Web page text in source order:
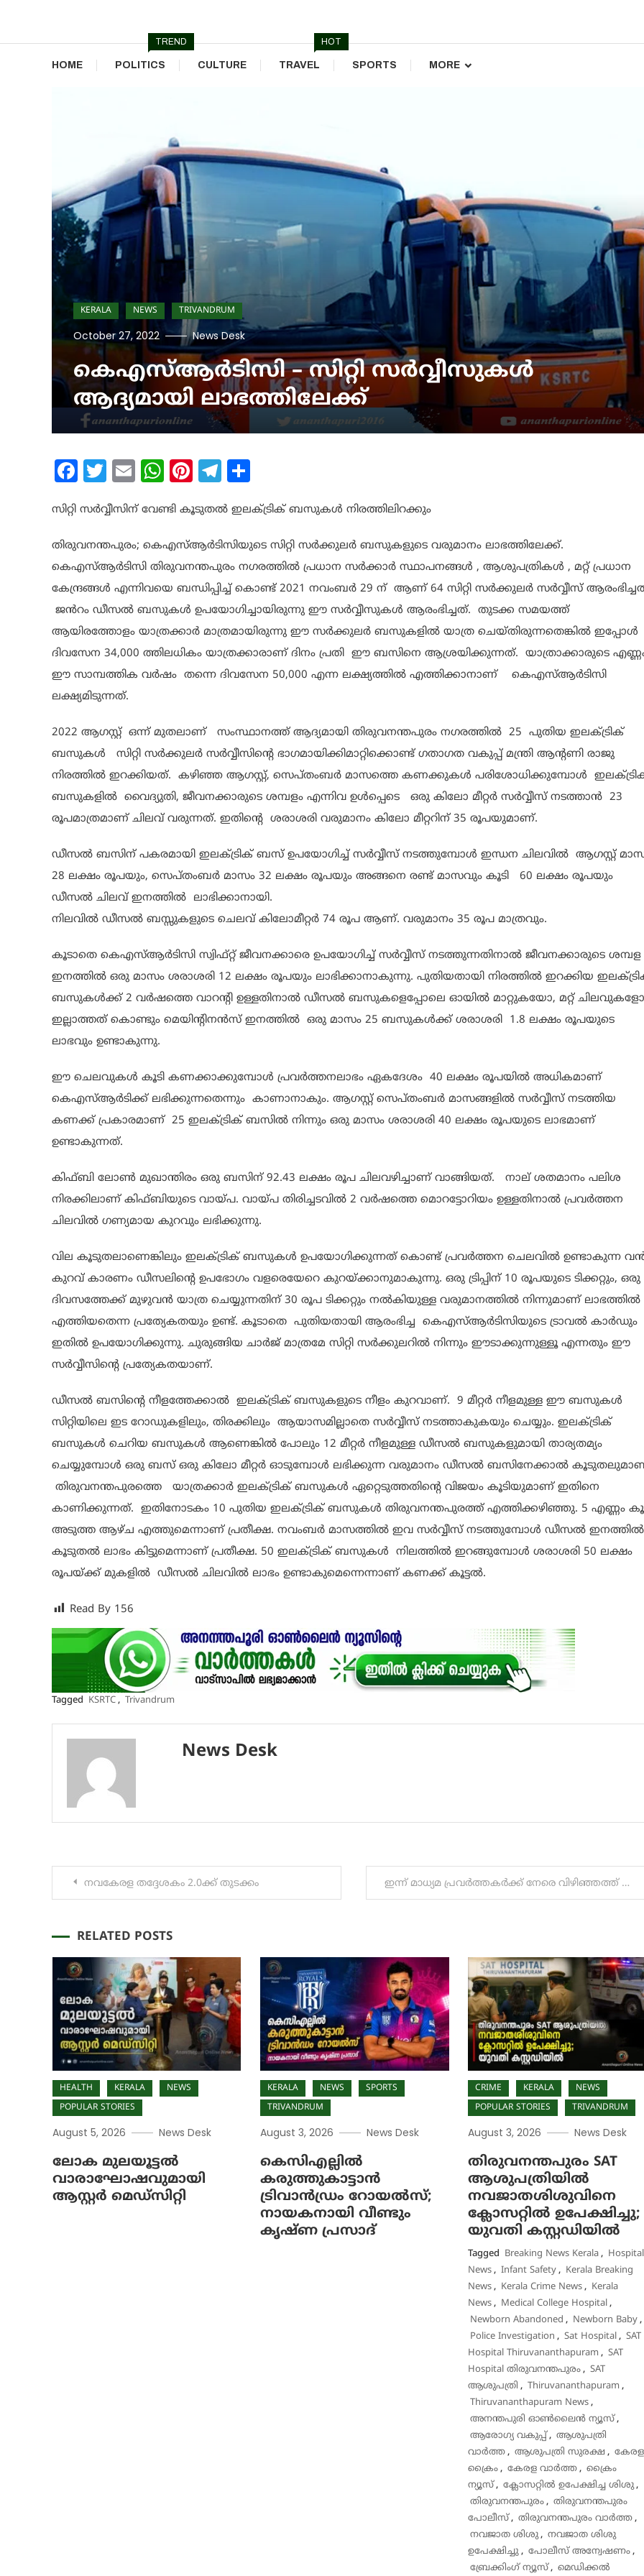
Content
HOME POLITICS
TREND
CULTURE TRAVEL
HOT
SPORTS MORE
KERALA NEWS TRIVANDRUM
October 27, 2022 News Desk
കെഎസ്ആർടിസി – സിറ്റി സർവ്വീസുകൾ
ആദ്യമായി ലാഭത്തിലേക്ക്
Facebook
Twitter
EmailWhatsApp
Pinterest
Telegram
സിറ്റി സർവ്വീസിന് വേണ്ടി കൂടുതൽ ഇലക്ട്രിക് ബസുകൾ നിരത്തിലിറക്കും
തിരുവനന്തപുരം; കെഎസ്ആർടിസിയുടെ സിറ്റി സർക്കുലർ ബസുകളുടെ വരുമാനം ലാഭത്തിലേക്ക്.
കെഎസ്ആർടിസി തിരുവനന്തപുരം നഗരത്തിൽ പ്രധാന സർക്കാർ സ്ഥാപനങ്ങൾ , ആശുപത്രികൾ , മറ്റ് പ്രധാന
കേന്ദ്രങ്ങൾ എന്നിവയെ ബന്ധിപ്പിച്ച് കൊണ്ട് 2021 നവംബർ 29 ന് ആണ് 64 സിറ്റി സർക്കുലർ സർവ്വീസ്
ജൻറം ഡീസൽ ബസുകൾ ഉപയോഗിച്ചായിരുന്നു ഈ സർവ്വീസുകൾ ആരംഭിച്ചത്. തുടക്ക സമയത്ത്
ആയിരത്തോളം യാത്രക്കാർ മാത്രമായിരുന്നു ഈ സർക്കുലർ ബസുകളിൽ യാത്ര ചെയ്തിരുന്നതെങ്കിൽ ഇപ്പോൾ
ദിവസേന 34,000 ത്തിലധികം യാത്രക്കാരാണ് ദിനം പ്രതി ഈ ബസിനെ ആശ്രയിക്കുന്നത്. യാത്രാക്കാരുടെ
ഈ സാമ്പത്തിക വർഷം തന്നെ ദിവസേന 50,000 എന്ന ലക്ഷ്യത്തിൽ എത്തിക്കാനാണ് കെഎസ്ആർടിസി
ലക്ഷ്യമിടുന്നത്.
2022 ആഗസ്റ്റ് ഒന്ന് മുതലാണ് സംസ്ഥാനത്ത് ആദ്യമായി തിരുവനന്തപുരം നഗരത്തിൽ 25 പുതിയ ഇലക്ട്രിക്
ബസുകൾ സിറ്റി സർക്കുലർ സർവ്വീസിന്റെ ഭാഗമായിക്കിമാറ്റിക്കൊണ്ട് ഗതാഗത വകുപ്പ് മന്ത്രി ആന്റണി രാജു
നിരത്തിൽ ഇറക്കിയത്. കഴിഞ്ഞ ആഗസ്റ്റ്, സെപ്തംബർ മാസത്തെ കണക്കുകൾ പരിശോധിക്കുമ്പോൾ
ബസുകളിൽ വൈദ്യുതി, ജീവനക്കാരുടെ ശമ്പളം എന്നിവ ഉൾപ്പെടെ ഒരു കിലോ മീറ്റർ സർവ്വീസ് നടത്താൻ 23
രൂപമാത്രമാണ് ചിലവ് വരുന്നത്. ഇതിന്റെ ശരാശരി വരുമാനം കിലോ മീറ്ററിന് 35 രൂപയുമാണ്.
ഡീസൽ ബസിന് പകരമായി ഇലക്ട്രിക് ബസ് ഉപയോഗിച്ച് സർവ്വീസ് നടത്തുമ്പോൾ ഇന്ധന ചിലവിൽ ആഗസ്റ്റ്
28 ലക്ഷം രൂപയും, സെപ്തംബർ മാസം 32 ലക്ഷം രൂപയും അങ്ങനെ രണ്ട് മാസവും കൂടി 60 ലക്ഷം രൂപയും
ഡീസൽ ചിലവ് ഇനത്തിൽ ലാഭിക്കാനായി.
നിലവിൽ ഡീസൽ ബസ്സുകളുടെ ചെലവ് കിലോമീറ്റർ 74 രൂപ ആണ്. വരുമാനം 35 രൂപ മാത്രവും.
കൂടാതെ കെഎസ്ആർടിസി സ്വിഫ്റ്റ് ജീവനക്കാരെ ഉപയോഗിച്ച് സർവ്വീസ് നടത്തുന്നതിനാൽ ജീവനക്കാരുടെ ശമ്പള
ഇനത്തിൽ ഒരു മാസം ശരാശരി 12 ലക്ഷം രൂപയും ലാഭിക്കാനാകുന്നു. പുതിയതായി നിരത്തിൽ ഇറക്കിയ
ബസുകൾക്ക് 2 വർഷത്തെ വാറന്റി ഉള്ളതിനാൽ ഡീസൽ ബസുകളെപ്പോലെ ഓയിൽ മാറ്റുകയോ, മറ്റ് ചിലവുകളോ
ഇല്ലാത്തത് കൊണ്ടും മെയിന്റിനൻസ് ഇനത്തിൽ ഒരു മാസം 25 ബസുകൾക്ക് ശരാശരി 1.8 ലക്ഷം രൂപയുടെ
ലാഭവും ഉണ്ടാകുന്നു.
ഈ ചെലവുകൾ കൂടി കണക്കാക്കുമ്പോൾ പ്രവർത്തനലാഭം ഏകദേശം 40 ലക്ഷം രൂപയിൽ അധികമാണ്
കെഎസ്ആർടിക്ക് ലഭിക്കുന്നതെന്നും കാണാനാകും. ആഗസ്റ്റ് സെപ്തംബർ മാസങ്ങളിൽ സർവ്വീസ് നടത്തിയ
കണക്ക് പ്രകാരമാണ് 25 ഇലക്ട്രിക് ബസിൽ നിന്നും ഒരു മാസം ശരാശരി 40 ലക്ഷം രൂപയുടെ ലാഭമാണ്
ഉണ്ടാകുന്നത്.
കിഫ്ബി ലോൺ മുഖാന്തിരം ഒരു ബസിന് 92.43 ലക്ഷം രൂപ ചിലവഴിച്ചാണ് വാങ്ങിയത്. നാല് ശതമാനം പലിശ
നിരക്കിലാണ് കിഫ്ബിയുടെ വായ്പ. വായ്പ തിരിച്ചടവിൽ 2 വർഷത്തെ മൊറട്ടോറിയം ഉള്ളതിനാൽ പ്രവർത്തന
ചിലവിൽ ഗണ്യമായ കുറവും ലഭിക്കുന്നു.
വില കൂടുതലാണെങ്കിലും ഇലക്ട്രിക് ബസുകൾ ഉപയോഗിക്കുന്നത് കൊണ്ട് പ്രവർത്തന ചെലവിൽ ഉണ്ടാകുന്ന
കുറവ് കാരണം ഡീസലിന്റെ ഉപഭോഗം വളരെയേറെ കുറയ്ക്കാനുമാകുന്നു. ഒരു ട്രിപ്പിന് 10 രൂപയുടെ ടിക്കറ്റും, ഒരു
ദിവസത്തേക്ക് മുഴുവൻ യാത്ര ചെയ്യുന്നതിന് 30 രൂപ ടിക്കറ്റും നൽകിയുള്ള വരുമാനത്തിൽ നിന്നുമാണ് ലാഭത്തിൽ
എത്തിയതെന്ന പ്രത്യേകതയും ഉണ്ട്. കൂടാതെ പുതിയതായി ആരംഭിച്ച കെഎസ്ആർടിസിയുടെ ട്രാവൽ കാർഡും
ഇതിൽ ഉപയോഗിക്കുന്നു. ചുരുങ്ങിയ ചാർജ് മാത്രമേ സിറ്റി സർക്കുലറിൽ നിന്നും ഈടാക്കുന്നുള്ളൂ എന്നതും ഈ
സർവ്വീസിന്റെ പ്രത്യേകതയാണ്.
ഡീസൽ ബസിന്റെ നീളത്തേക്കാൽ ഇലക്ട്രിക് ബസുകളുടെ നീളം കുറവാണ്. 9 മീറ്റർ നീളമുള്ള ഈ ബസുകൾ
സിറ്റിയിലെ ഇട റോഡുകളിലും, തിരക്കിലും ആയാസമില്ലാതെ സർവ്വീസ് നടത്താകുകയും ചെയ്യും. ഇലക്ട്രിക്
ബസുകൾ ചെറിയ ബസുകൾ ആണെങ്കിൽ പോലും 12 മീറ്റർ നീളമുള്ള ഡീസൽ ബസുകളുമായി താര്യതമ്യം
ചെയ്യുമ്പോൾ ഒരു ബസ് ഒരു കിലോ മീറ്റർ ഓടുമ്പോൾ ലഭിക്കുന്ന വരുമാനം ഡീസൽ ബസിനേക്കാൽ
തിരുവനന്തപുരത്തെ യാത്രക്കാർ ഇലക്ട്രിക് ബസുകൾ ഏറ്റെടുത്തതിന്റെ വിജയം കൂടിയുമാണ് ഇതിനെ
കാണിക്കുന്നത്. ഇതിനോടകം 10 പുതിയ ഇലക്ട്രിക് ബസുകൾ തിരുവനന്തപുരത്ത് എത്തിക്കഴിഞ്ഞു. 5 എണ്ണം
അടുത്ത ആഴ്ച എത്തുമെന്നാണ് പ്രതീക്ഷ. നവംബർ മാസത്തിൽ ഇവ സർവ്വീസ് നടത്തുമ്പോൾ ഡീസൽ ഇനത്തിൽ
കൂടുതൽ ലാഭം കിട്ടുമെന്നാണ് പ്രതീക്ഷ. 50 ഇലക്ട്രിക് ബസുകൾ നിലത്തിൽ ഇറങ്ങുമ്പോൾ ശരാശരി 50 ലക്ഷം
രൂപയ്ക്ക് മുകളിൽ ഡീസൽ ചിലവിൽ ലാഭം ഉണ്ടാകുമെന്നെന്നാണ് കണക്ക് കൂട്ടൽ.
Read By 156
Tagged KSRTC, Trivandrum
News Desk
Postനവകേരള തദ്ദേശകം 2.0ക്ക്‌ തുടക്കം ഇന്ന് മാധ്യമ പ്രവർത്തകർക്ക് നേരെ വിഴിഞ്ഞത്ത് നടന്നത് ആസൂത്രിതമായ ആക്രമണം
RELATED POSTS
HEALTH KERALA
NEWS
POPULAR STORIES
August 5, 2026 News Desk
ലോക മുലയൂട്ടൽ
വാരാഘോഷവുമായി
ആസ്റ്റർ മെഡ്‌സിറ്റി
KERALA NEWS
SPORTS
TRIVANDRUM
August 3, 2026 News Desk
കെസിഎല്ലിൽ
കരുത്തുകാട്ടാൻ
ട്രിവാൻഡ്രം റോയൽസ്;
നായകനായി വീണ്ടും
കൃഷ്ണ പ്രസാദ്
CRIME KERALA
NEWS
POPULAR STORIES
TRIVANDRUM
August 3, 2026 News Desk
തിരുവനന്തപുരം SAT
ആശുപത്രിയിൽ
നവജാതശിശുവിനെ
ക്ലോസറ്റിൽ ഉപേക്ഷിച്ചു;
യുവതി കസ്റ്റഡിയിൽ
Tagged Breaking News Kerala , Hospital
News , Infant Safety , Kerala Breaking
News , Kerala Crime News , Kerala
News , Medical College Hospital ,
Newborn Abandoned , Newborn Baby ,
Police Investigation , Sat Hospital , SAT
Hospital Thiruvananthapuram , SAT
Hospital തിരുവനന്തപുരം , SAT
ആശുപത്രി , Thiruvananthapuram ,
Thiruvananthapuram News ,
അനന്തപുരി ഓൺലൈൻ ന്യൂസ്,
ആരോഗ്യ വകുപ്പ്, ആശുപത്രി
വാർത്ത , ആശുപത്രി സുരക്ഷ , കേരള
ക്രൈം , കേരള വാർത്ത , ക്രൈം
ന്യൂസ്, ക്ലോസറ്റിൽ ഉപേക്ഷിച്ച ശിശു,
തിരുവനന്തപുരം , തിരുവനന്തപുരം
പോലീസ്, തിരുവനന്തപുരം വാർത്ത ,
നവജാത ശിശു, നവജാത ശിശു
ഉപേക്ഷിച്ചു , പോലീസ് അന്വേഷണം ,
ബ്രേക്കിംഗ് ന്യൂസ്, മെഡിക്കൽ